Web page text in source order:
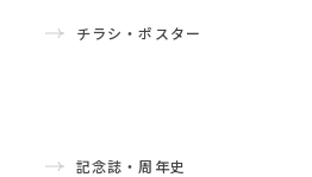
チラシ・ポスター
記念誌・周年史